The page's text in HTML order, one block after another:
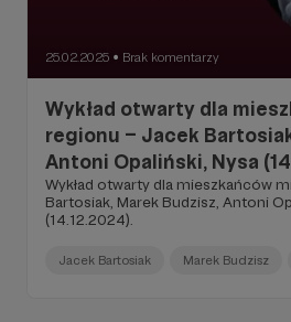
25.02.2025 ● Brak komentarzy
Wykład otwarty dla
regionu – Jacek
Antoni Opaliński, Nysa
Wykład otwarty dla mieszkańców
Bartosiak, Marek Budzisz, Antoni
(14.12.2024).
Jacek Bartosiak Marek Budzisz